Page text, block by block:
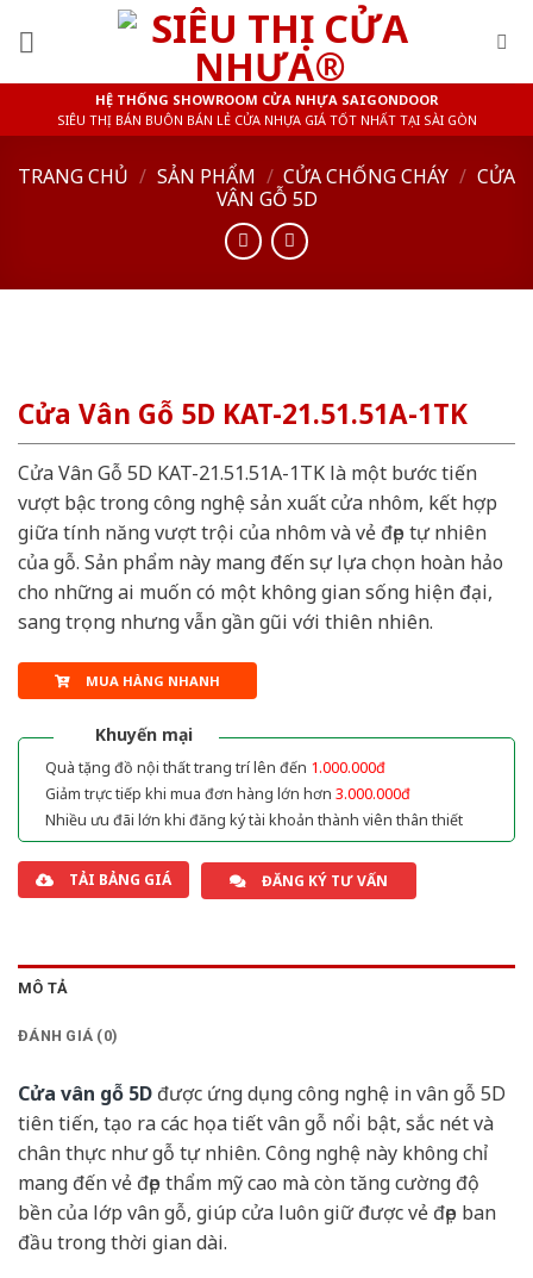
HỆ THỐNG SHOWROOM CỬA NHỰA SAIGONDOOR
SIÊU THỊ BÁN BUÔN BÁN LẺ CỬA NHỰA GIÁ TỐT NHẤT TẠI SÀI GÒN
TRANG CHỦ / SẢN PHẨM / CỬA CHỐNG CHÁY / CỬA
VÂN GỖ 5D
Cửa Vân Gỗ 5D KAT-21.51.51A-1TK
Cửa Vân Gỗ 5D KAT-21.51.51A-1TK là một bước tiến
vượt bậc trong công nghệ sản xuất cửa nhôm, kết hợp
giữa tính năng vượt trội của nhôm và vẻ đẹp tự nhiên
của gỗ. Sản phẩm này mang đến sự lựa chọn hoàn hảo
cho những ai muốn có một không gian sống hiện đại,
sang trọng nhưng vẫn gần gũi với thiên nhiên.
MUA HÀNG NHANH
Khuyến mại
Quà tặng đồ nội thất trang trí lên đến 1.000.000đ
Giảm trực tiếp khi mua đơn hàng lớn hơn 3.000.000đ
Nhiều ưu đãi lớn khi đăng ký tài khoản thành viên thân thiết
TẢI BẢNG GIÁ ĐĂNG KÝ TƯ VẤN
MÔ TẢ
ĐÁNH GIÁ (0)
Cửa vân gỗ 5D được ứng dụng công nghệ in vân gỗ 5D
tiên tiến, tạo ra các họa tiết vân gỗ nổi bật, sắc nét và
chân thực như gỗ tự nhiên. Công nghệ này không chỉ
mang đến vẻ đẹp thẩm mỹ cao mà còn tăng cường độ
bền của lớp vân gỗ, giúp cửa luôn giữ được vẻ đẹp ban
đầu trong thời gian dài.